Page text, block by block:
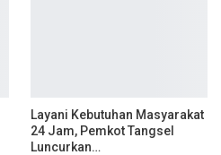
Layani Kebutuhan Masyarakat
24 Jam, Pemkot Tangsel
Luncurkan…